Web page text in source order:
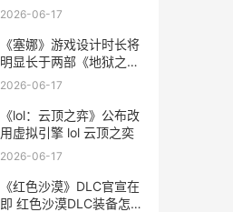
2026-06-17
《塞娜》游戏设计时长将
明显长于两部《地狱之
刃》 opgg塞娜
2026-06-17
《lol：云顶之弈》公布改
用虚拟引擎 lol 云顶之奕
2026-06-17
《红色沙漠》DLC官宣在
即 红色沙漠DLC装备怎么